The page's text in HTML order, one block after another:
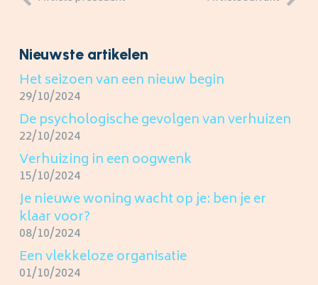
Nieuwste artikelen
Het seizoen van een nieuw begin
29/10/2024
De psychologische gevolgen van verhuizen
22/10/2024
Verhuizing in een oogwenk
15/10/2024
Je nieuwe woning wacht op je: ben je er
klaar voor?
08/10/2024
Een vlekkeloze organisatie
01/10/2024